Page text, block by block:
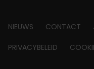
Footer
about
NIEUWS CONTACT
PRIVACYBELEID